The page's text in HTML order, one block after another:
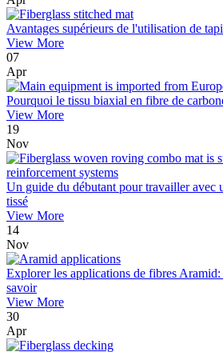
Avantages supérieurs de l'utilisation de
View More
07
Apr
Pourquoi le tissu biaxial en fibre de
View More
19
Nov
Un guide du débutant pour travailler avec
tissé
View More
14
Nov
Explorer les applications de fibres
savoir
View More
30
Apr